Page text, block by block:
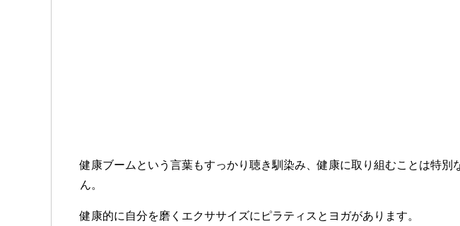
健康ブームという言葉もすっかり聴き馴染み、健康に取り組むことは特別
ん。
健康的に自分を磨くエクササイズにピラティスとヨガがあります。